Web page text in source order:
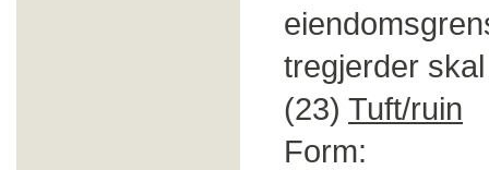
tregjerder
(23) Tuft/ruin
Form: